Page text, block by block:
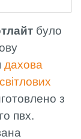
було
дахова
з
пвх.